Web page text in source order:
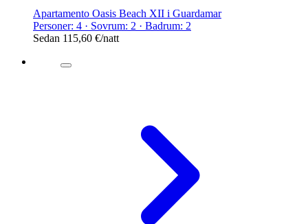
Apartamento Oasis Beach XII i Guardamar
Personer: 4 · Sovrum: 2 · Badrum: 2
Sedan 115,60 €/natt